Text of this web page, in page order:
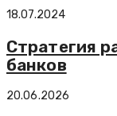
18.07.2024
Стратегия
банков
20.06.2026